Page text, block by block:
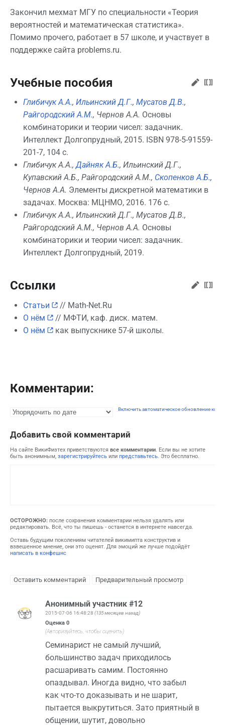
Закончил мехмат МГУ по специальности «Теория
вероятностей и математическая статистика».
Помимо прочего, работает в 57 школе, и участвует в
поддержке сайта problems.ru.
Учебные пособия
Глибичук А.А., Ильинский Д.Г., Мусатов Д.В.,
Райгородский А.М., Чернов А.А. Основы
комбинаторики и теории чисел: задачник.
Интеллект Долгопрудный, 2015. ISBN 978-5-91559-
201-7, 104 с.
Глибичук А.А.,Дайняк А.Б., Ильинский Д.Г.,
Купавский А.Б., Райгородский А.М., Скопенков А.Б.,
Чернов А.А. Элементы дискретной математики в
задачах. Москва: МЦНМО, 2016. 176 с.
Глибичук А.А., Ильинский Д.Г., Мусатов Д.В.,
Райгородский А.М., Чернов А.А. Основы
комбинаторики и теории чисел: задачник.
Интеллект Долгопрудный, 2019.
Ссылки
Статьи
// Math-Net.Ru
О нём
// МФТИ, каф. диск. матем.
О нём
как выпускнике 57-й школы.
Комментарии:
Включить автоматическое обновление
Добавить свой комментарий
На сайте ВикиФизтех приветствуются все комментарии . Если вы не хотите
быть анонимным, зарегистрируйтесь или представьтесь . Это бесплатно.
ОСТОРОЖНО: после сохранения комментарии нельзя удалять или
редактировать. Всё, что ты пишешь - останется в интернете навсегда.
Оставь будущим поколениям читателей викимипта конструктив и
взвешенное мнение, они это оценят. Для эмоций же лучше подойдёт
написать в конфешнс
Анонимный участник #12
2015-07-06 16:48:28 (135 месяцев назад)
Оценка 0
(Авторизуйтесь, чтобы оценить)
Семинарист не самый лучший,
большинство задач приходилось
расшаривать самим. Постоянно
опаздывал. Иногда видно, что забыл
как что-то доказывать и не шарит,
пытается выкрутиться. Зато приятный в
общении, шутит, довольно